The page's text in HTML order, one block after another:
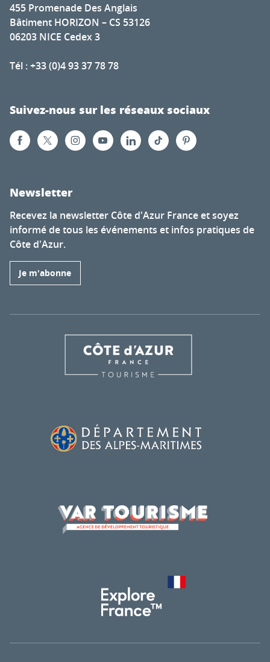
DÉCOUVRIR
SÉJOURNER
455 Promenade Des Anglais
Bâtiment HORIZON – CS 53126
06203 NICE Cedex 3
Tél : +33 (0)4 93 37 78 78
Suivez-nous sur les réseaux sociaux
Newsletter
Recevez la newsletter Côte d'Azur France et soyez
informé de tous les événements et infos pratiques de
Côte d'Azur.
Je m'abonne